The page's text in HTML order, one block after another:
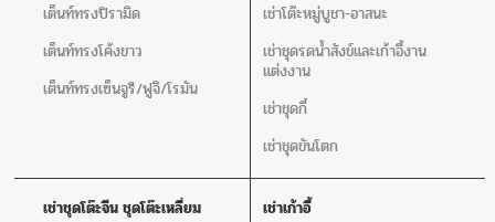
เต็นท์ทรงปิรามิด
เต็นท์ทรงโค้งขาว
เต็นท์ทรงเซ็นจูรี/ฟูจิ/โรมัน
เช่าโต๊ะหมู่บูชา-อาสนะ
เช่าชุดรดน้ำสังข์และเก้าอี้งาน
แต่งงาน
เช่าชุดกี๋
เช่าชุดขันโตก
เช่าชุดโต๊ะจีน ชุดโต๊ะเหลี่ยม
เช่าเก้าอี้